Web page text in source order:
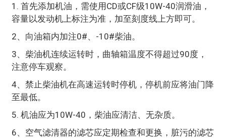
1. 首先添加机油，需使用CD或CF级10W-40润滑油，
容量以发动机上标注为准，加至刻度线上方即可。
2、向油箱内加注0#、-10#柴油。
3、柴油机连续运转时，曲轴箱温度不得超过90度，
注意停车观察。
4、禁止柴油机在高速运转时停机，停机前应将油门降
至最低。
5. 机油应为10W-40，柴油应清洁、无杂质。
6、空气滤清器的滤芯应定期检查和更换，脏污的滤芯